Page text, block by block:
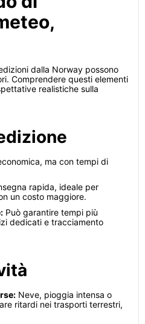
dalla Norway possono
Comprendere questi elementi
realistiche sulla
ma con tempi di
rapida, ideale per
un costo maggiore.
Può garantire tempi più
dedicati e tracciamento
Neve, pioggia intensa o
ritardi nei trasporti terrestri,